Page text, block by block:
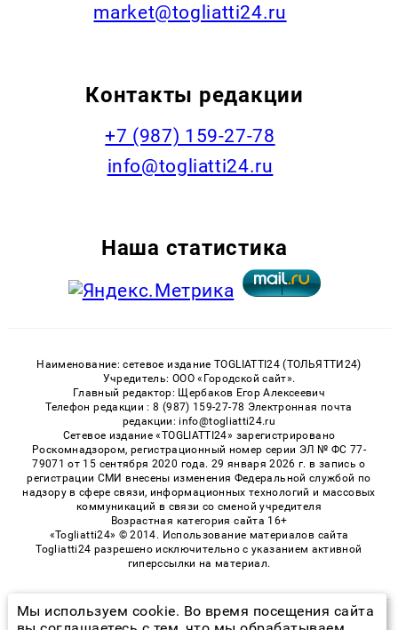
market@togliatti24.ru
Контакты редакции
+7 (987) 159-27-78
info@togliatti24.ru
Наша статистика
Наименование: сетевое издание TOGLIATTI24 (ТОЛЬЯТТИ24)
Учредитель: ООО «Городской сайт».
Главный редактор: Щербаков Егор Алексеевич
Телефон редакции : 8 (987) 159-27-78 Электронная почта
редакции: info@togliatti24.ru
Сетевое издание «TOGLIATTI24» зарегистрировано
Роскомнадзором, регистрационный номер серии ЭЛ № ФС 77-
79071 от 15 сентября 2020 года. 29 января 2026 г. в запись о
регистрации СМИ внесены изменения Федеральной службой по
надзору в сфере связи, информационных технологий и массовых
коммуникаций в связи со сменой учредителя
Возрастная категория сайта 16+
«Togliatti24» © 2014. Использование материалов сайта
Togliatti24 разрешено исключительно с указанием активной
гиперссылки на материал.
© 2026 «Togliatti24» | Все права защищены
Мы используем cookie. Во время посещения сайта